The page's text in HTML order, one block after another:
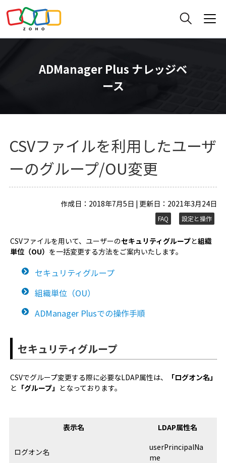
ADManager Plus ナレッジベ
ース
CSVファイルを利用したユーザ
ーのグループ/OU変更
作成日：2018年7月5日 | 更新日：2021年3月24日
FAQ 設定と操作
CSVファイルを用いて、ユーザーのセキュリティグループと組織
単位（OU） を一括変更する方法をご案内いたします。
セキュリティグループ
組織単位（OU）
ADManager Plusでの操作手順
セキュリティグループ
CSVでグループ変更する際に必要なLDAP属性は、
「ログオン名」
と 「グループ」 となっております。
表示名 LDAP属性名
ログオン名
userPrincipalNa
me